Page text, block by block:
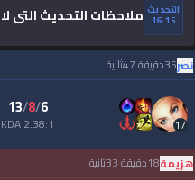
التحديث
16.15 ملاحظات التحديث التي
نصر35دقيقة 47ثانية
17
6
/
8
/
13
2.38:1 KDA
هزيمة18دقيقة 33ثانية